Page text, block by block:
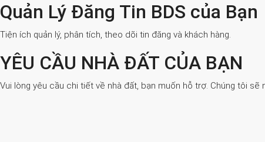
Quản Lý Đăng Tin BDS của Bạn
Tiện ích quản lý, phân tích, theo dõi tin đăng và khách hàng.
YÊU CẦU NHÀ ĐẤT CỦA BẠN
Vui lòng yêu cầu chi tiết về nhà đất, bạn muốn hỗ trợ. Chúng tôi